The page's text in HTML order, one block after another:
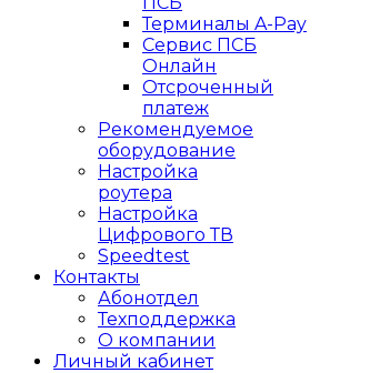
Терминалы A-Pay
Сервис ПСБ
Онлайн
Отсроченный
платеж
Рекомендуемое
оборудование
Настройка
роутера
Настройка
Цифрового ТВ
Speedtest
Контакты
Абонотдел
Техподдержка
О компании
Личный кабинет